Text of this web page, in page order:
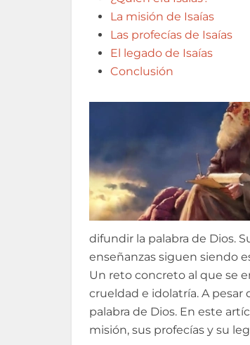
La misión de Isaías
Las profecías de Isaías
El legado de Isaías
Conclusión
difundir la palabra de Dios.
enseñanzas siguen siendo
Un reto concreto al que se
crueldad e idolatría. A pesar
palabra de Dios. En este
misión, sus profecías y su